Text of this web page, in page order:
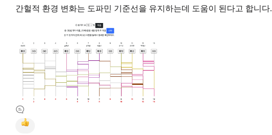
간헐적 환경 변화는 도파민 기준선을 유지하는데 도움이 된다고 합니다.